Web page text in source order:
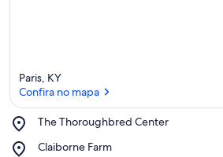
Paris, KY
Confira no mapa
The Thoroughbred Center
Place,
Thoroughbred
Claiborne Farm
Place,